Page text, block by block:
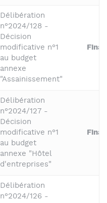
Délibération
n°2024/128 -
Décision
modificative n°1
au budget
annexe
"Assainissement"
Délibération
n°2024/127 -
Décision
modificative n°1
au budget
annexe "Hôtel
d'entreprises"
Délibération
n°2024/126 -